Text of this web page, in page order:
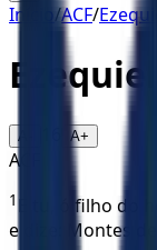
Início /ACF/Ezequiel
Ezequiel
A- A+
ACF
1
E tu, ó filho do
e dize: Montes